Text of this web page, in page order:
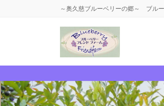
キ
ッ
プ
に
移
動
～奥久慈ブルーベリーの郷～ ブル